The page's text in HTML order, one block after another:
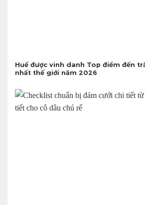
Huế được vinh danh Top điểm đến
nhất thế giới năm 2026